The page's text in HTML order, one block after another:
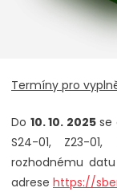
Termíny pro
Do 10. 10. 2025se
S24-01, Z23-
rozhodnému
adrese https://